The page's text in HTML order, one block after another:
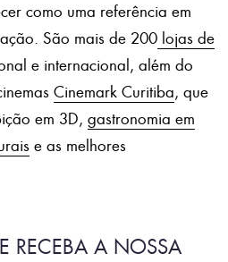
como uma referência em
São mais de 200 lojas de
e internacional, além do
Cinemark Curitiba, que
em 3D, gastronomia em
e as melhores
RECEBA A NOSSA